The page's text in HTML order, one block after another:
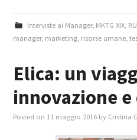
Interviste ai Manager, MKTG XIX,
manager, marketing risorse umane ,
Elica: un
innovazione
Posted on 11 maggio 2016 by Cristina